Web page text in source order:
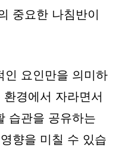
중요한 나침반이
인 요인만을 의미하
경에서 자라면서
습관을 공유하는
향을 미칠 수 있습